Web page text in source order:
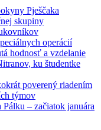
Pješčaka
skupiny
operácií
hodnosť a vzdelanie
ku študentke
poverený riadením
týmov
– začiatok januára